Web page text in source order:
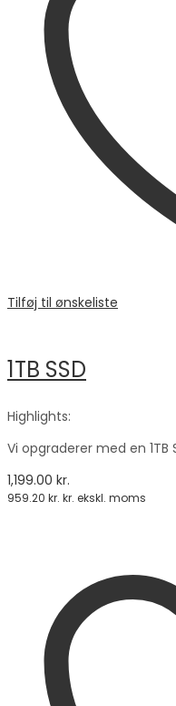
Tilføj til ønskeliste
1TB SSD
Highlights:
Vi opgraderer med en
1,199.00 kr.
959.20 kr. kr. ekskl. moms